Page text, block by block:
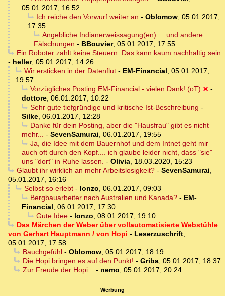
05.01.2017, 16:52
Ich reiche den Vorwurf weiter an - Oblomow, 05.01.2017,
17:35
Angebliche Indianerweissagung(en) ... und andere
Fälschungen - BBouvier, 05.01.2017, 17:55
Ein Roboter zahlt keine Steuern. Das kann kaum nachhaltig sein.
- heller, 05.01.2017, 14:26
Wir ersticken in der Datenflut- EM-Financial, 05.01.2017,
19:57
Vorzügliches Posting EM-Financial - vielen Dank! (oT)
-
dottore, 06.01.2017, 10:22
Sehr gute tiefgründige und kritische Ist-Beschreibung -
Silke, 06.01.2017, 12:28
Danke für dein Posting, aber die "Hausfrau" gibt es nicht
mehr... - SevenSamurai, 06.01.2017, 19:55
Ja, die Idee mit dem Bauernhof und dem Intnet geht mir
auch oft durch den Kopf.... ich glaube leider nicht, dass "sie"
uns "dort" in Ruhe lassen. - Olivia, 18.03.2020, 15:23
Glaubt ihr wirklich an mehr Arbeitslosigkeit?- SevenSamurai,
05.01.2017, 16:16
Selbst so erlebt- lonzo, 06.01.2017, 09:03
Bergbauarbeiter nach Australien und Kanada?- EM-
Financial, 06.01.2017, 17:30
Gute Idee- lonzo, 08.01.2017, 19:10
Das Märchen der Weber über vollautomatisierte Webstühle
von Gerhart Hauptmann / von Hopi - Leserzuschrift,
05.01.2017, 17:58
Bauchgefühl- Oblomow, 05.01.2017, 18:19
Die Hopi bringen es auf den Punkt! - Griba, 05.01.2017, 18:37
Zur Freude der Hopi... - nemo, 05.01.2017, 20:24
Werbung